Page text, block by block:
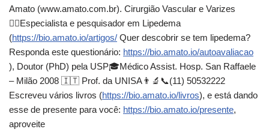
Amato (www.amato.com.br). Cirurgião Vascular e Varizes
👨‍⚕Especialista e pesquisador em Lipedema
(https://bio.amato.io/artigos/ Quer descobrir se tem lipedema?
Responda este questionário: https://bio.amato.io/autoavaliacao
), Doutor (PhD) pela USP🎓Médico Assist. Hosp. San Raffaele
– Milão 2008 🇮🇹 Prof. da UNISA👨‍🔬📞(11) 50532222
Escreveu vários livros (https://bio.amato.io/livros), e está dando
esse de presente para você: https://bio.amato.io/presente,
aproveite